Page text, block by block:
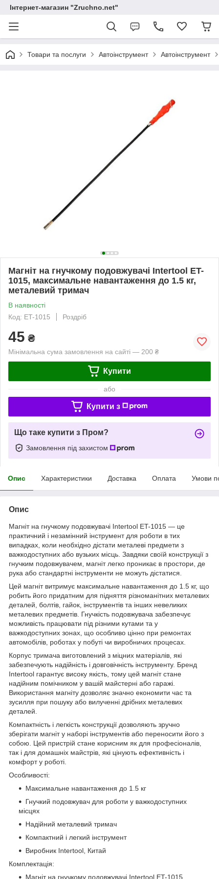
Інтернет-магазин "Zruchno.net"
Товари та послуги Автоінструмент Автоінструмент
Магніт на гнучкому подовжувачі Intertool ET-
1015, максимальне навантаження до 1.5 кг,
металевий тримач
В наявності
Код: ET-1015
Роздріб
45 ₴
Мінімальна сума замовлення на сайті — 200 ₴
Купити
або
Купити з
Що таке купити з Пром?
Замовлення під захистом
Опис Характеристики Доставка Оплата Умови
Опис
Магніт на гнучкому подовжувачі Intertool ET-1015 — це
практичний і незамінний інструмент для роботи в тих
випадках, коли необхідно дістати металеві предмети з
важкодоступних або вузьких місць. Завдяки своїй конструкції з
гнучким подовжувачем, магніт легко проникає в простори, де
рука або стандартні інструменти не можуть дістатися.
Цей магніт витримує максимальне навантаження до 1.5 кг, що
робить його придатним для підняття різноманітних металевих
деталей, болтів, гайок, інструментів та інших невеликих
металевих предметів. Гнучкість подовжувача забезпечує
можливість працювати під різними кутами та у
важкодоступних зонах, що особливо цінно при ремонтах
автомобілів, роботах у побуті чи виробничих процесах.
Корпус тримача виготовлений з міцних матеріалів, які
забезпечують надійність і довговічність інструменту. Бренд
Intertool гарантує високу якість, тому цей магніт стане
надійним помічником у вашій майстерні або гаражі.
Використання магніту дозволяє значно економити час та
зусилля при пошуку або вилученні дрібних металевих
деталей.
Компактність і легкість конструкції дозволяють зручно
зберігати магніт у наборі інструментів або переносити його з
собою. Цей пристрій стане корисним як для професіоналів,
так і для домашніх майстрів, які цінують ефективність і
комфорт у роботі.
Особливості:
Максимальне навантаження до 1.5 кг
Гнучкий подовжувач для роботи у важкодоступних
місцях
Надійний металевий тримач
Компактний і легкий інструмент
Виробник Intertool, Китай
Комплектація:
Магніт на гнучкому подовжувачі Intertool ET-1015